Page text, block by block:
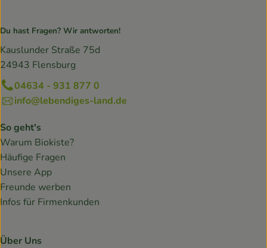
Du hast Fragen? Wir antworten!
Kauslunder Straße 75d
24943 Flensburg
04634 - 931 877 0
info@lebendiges-land.de
So geht's
Warum Biokiste?
Häufige Fragen
Unsere App
Freunde werben
Infos für Firmenkunden
Über Uns